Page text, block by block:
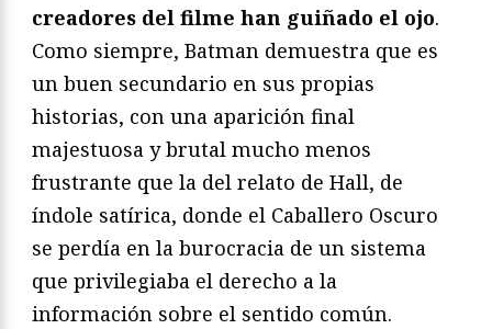
creadores del filme han guiñado el ojo.
Como siempre, Batman demuestra que es
un buen secundario en sus propias
historias, con una aparición final
majestuosa y brutal mucho menos
frustrante que la del relato de Hall, de
índole satírica, donde el Caballero Oscuro
se perdía en la burocracia de un sistema
que privilegiaba el derecho a la
información sobre el sentido común.